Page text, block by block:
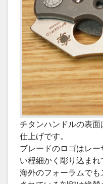
チタンハンドルの表面
仕上げです。
ブレードのロゴはレ
い程細かく彫り込まれ
海外のフォーラムで